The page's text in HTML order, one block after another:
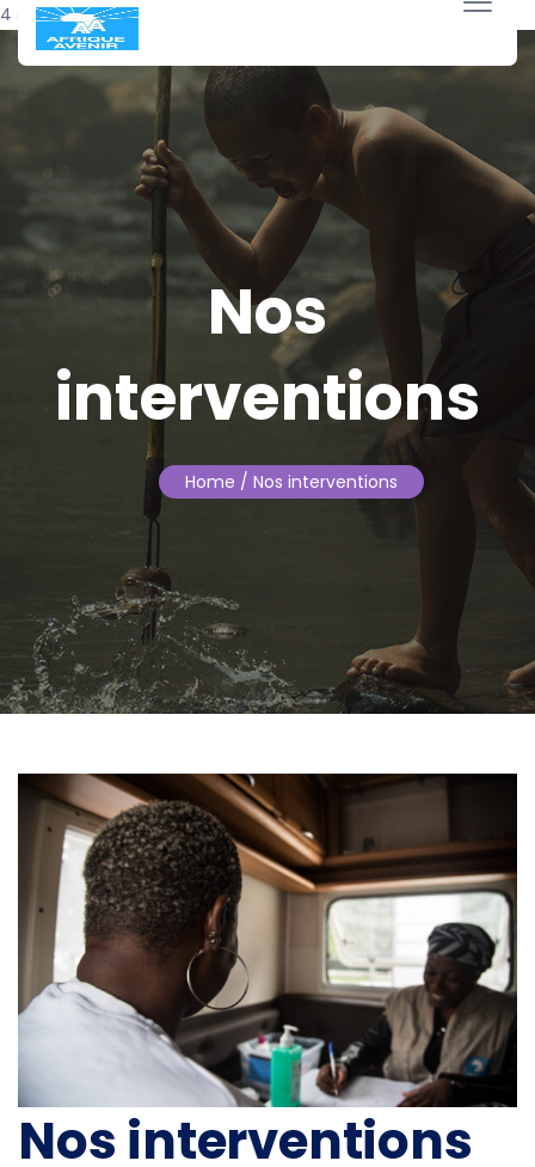
4 septembre 2022
Nos
interventions
Home / Nos interventions
Nos interventions